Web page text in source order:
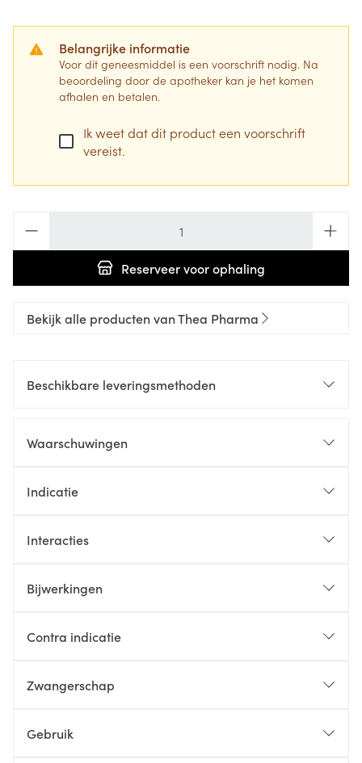
Belangrijke informatie
Voor dit geneesmiddel is een voorschrift nodig. Na
beoordeling door de apotheker kan je het komen
afhalen en betalen.
Ik weet dat dit product een voorschrift
vereist.
Reserveervoor ophaling
Bekijk alle producten van Thea Pharma
Beschikbare leveringsmethoden
Waarschuwingen
Indicatie
Interacties
Bijwerkingen
Contra indicatie
Zwangerschap
Gebruik